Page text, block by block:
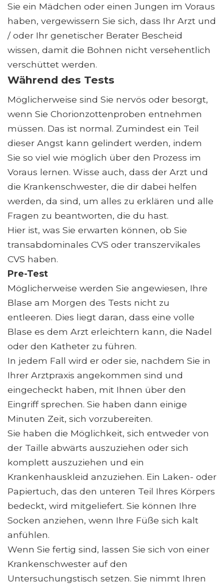
Sie ein Mädchen oder einen Jungen im Voraus
haben, vergewissern Sie sich, dass Ihr Arzt und
/ oder Ihr genetischer Berater Bescheid
wissen, damit die Bohnen nicht versehentlich
verschüttet werden.
Während des Tests
Möglicherweise sind Sie nervös oder besorgt,
wenn Sie Chorionzottenproben entnehmen
müssen. Das ist normal. Zumindest ein Teil
dieser Angst kann gelindert werden, indem
Sie so viel wie möglich über den Prozess im
Voraus lernen. Wisse auch, dass der Arzt und
die Krankenschwester, die dir dabei helfen
werden, da sind, um alles zu erklären und alle
Fragen zu beantworten, die du hast.
Hier ist, was Sie erwarten können, ob Sie
transabdominales CVS oder transzervikales
CVS haben.
Pre-Test
Möglicherweise werden Sie angewiesen, Ihre
Blase am Morgen des Tests nicht zu
entleeren. Dies liegt daran, dass eine volle
Blase es dem Arzt erleichtern kann, die Nadel
oder den Katheter zu führen.
In jedem Fall wird er oder sie, nachdem Sie in
Ihrer Arztpraxis angekommen sind und
eingecheckt haben, mit Ihnen über den
Eingriff sprechen. Sie haben dann einige
Minuten Zeit, sich vorzubereiten.
Sie haben die Möglichkeit, sich entweder von
der Taille abwärts auszuziehen oder sich
komplett auszuziehen und ein
Krankenhauskleid anzuziehen. Ein Laken- oder
Papiertuch, das den unteren Teil Ihres Körpers
bedeckt, wird mitgeliefert. Sie können Ihre
Socken anziehen, wenn Ihre Füße sich kalt
anfühlen.
Wenn Sie fertig sind, lassen Sie sich von einer
Krankenschwester auf den
Untersuchungstisch setzen. Sie nimmt Ihren